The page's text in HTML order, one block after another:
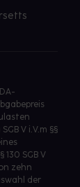
V i.V.m §§
SGB V
zehn
der